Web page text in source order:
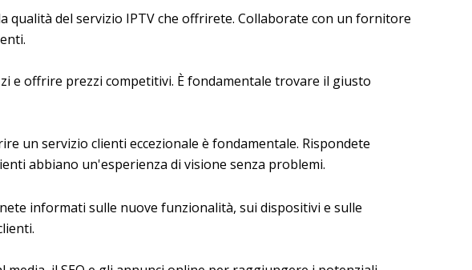
qualità del servizio IPTV che offrirete. Collaborate con un fornitore
e offrire prezzi competitivi. È fondamentale trovare il giusto
un servizio clienti eccezionale è fondamentale. Rispondete
abbiano un'esperienza di visione senza problemi.
informati sulle nuove funzionalità, sui dispositivi e sulle